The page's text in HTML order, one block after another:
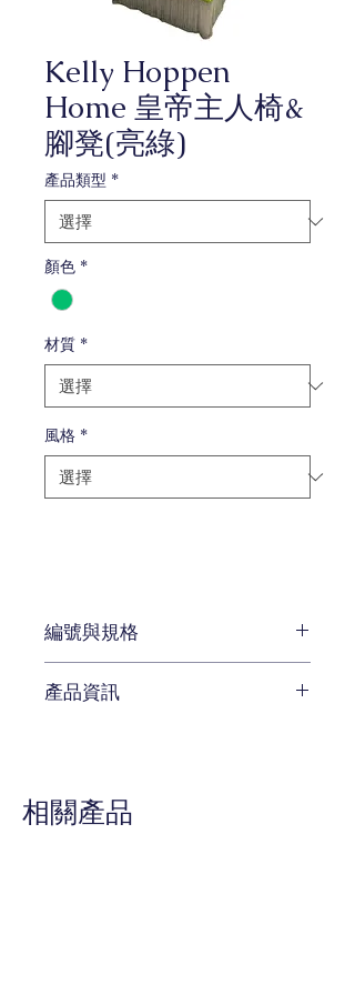
Kelly Hoppen
Home 皇帝主人椅&
腳凳(亮綠)
產品類型 *
顏色 *
材質 *
風格 *
編號與規格
編號 KH-
產品資訊
相關產品